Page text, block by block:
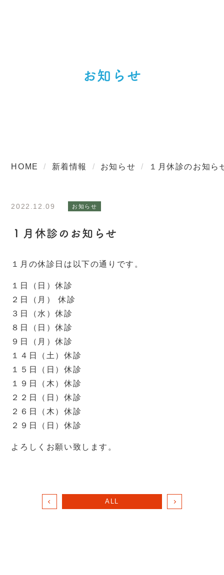
お知らせ
HOME 新着情報 お知らせ １月休診のお知ら
2022.12.09 お知らせ
１月休診のお知らせ
１月の休診日は以下の通りです。
１日（日）休診
２日（月） 休診
３日（水）休診
８日（日）休診
９日（月）休診
１４日（土）休診
１５日（日）休診
１９日（木）休診
２２日（日）休診
２６日（木）休診
２９日（日）休診
よろしくお願い致します。
ALL